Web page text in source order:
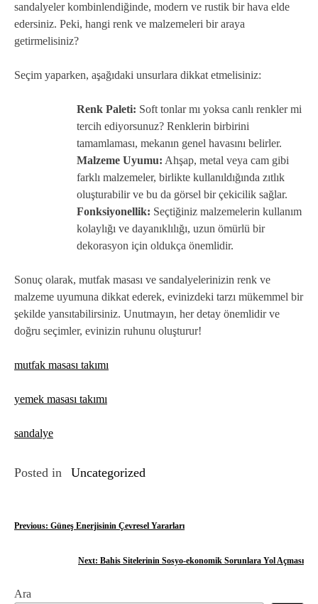
sandalyeler kombinlendiğinde, modern ve rustik bir hava elde
edersiniz. Peki, hangi renk ve malzemeleri bir araya
getirmelisiniz?
Seçim yaparken, aşağıdaki unsurlara dikkat etmelisiniz:
Renk Paleti: Soft tonlar mı yoksa canlı renkler mi
tercih ediyorsunuz? Renklerin birbirini
tamamlaması, mekanın genel havasını belirler.
Malzeme Uyumu: Ahşap, metal veya cam gibi
farklı malzemeler, birlikte kullanıldığında zıtlık
oluşturabilir ve bu da görsel bir çekicilik sağlar.
Fonksiyonellik: Seçtiğiniz malzemelerin kullanım
kolaylığı ve dayanıklılığı, uzun ömürlü bir
dekorasyon için oldukça önemlidir.
Sonuç olarak, mutfak masası ve sandalyelerinizin renk ve
malzeme uyumuna dikkat ederek, evinizdeki tarzı mükemmel bir
şekilde yansıtabilirsiniz. Unutmayın, her detay önemlidir ve
doğru seçimler, evinizin ruhunu oluşturur!
mutfak masası takımı
yemek masası takımı
sandalye
Posted in Uncategorized
Y
Previous: Güneş Enerjisinin Çevresel Yararları
Next: Bahis Sitelerinin Sosyo-ekonomik Sorunlara Yol Açması
Ara